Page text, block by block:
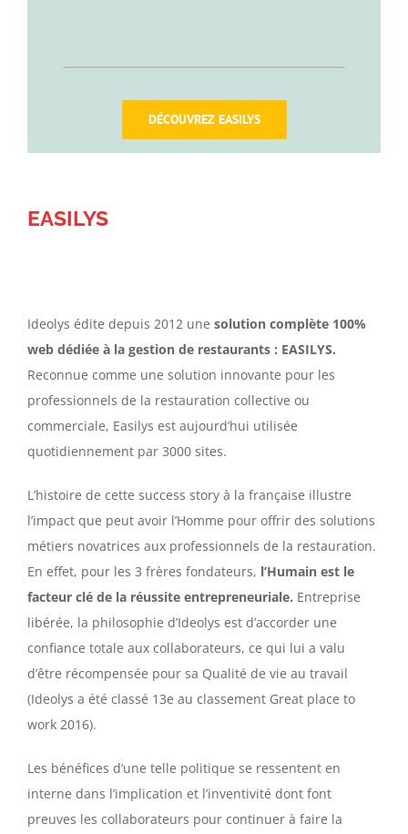
DÉCOUVREZ EASILYS
EASILYS
Ideolys édite depuis 2012 une solution complète 100%
web dédiée à la gestion de restaurants : EASILYS.
Reconnue comme une solution innovante pour les
professionnels de la restauration collective ou
commerciale, Easilys est aujourd’hui utilisée
quotidiennement par 3000 sites.
L’histoire de cette success story à la française illustre
l’impact que peut avoir l’Homme pour offrir des solutions
métiers novatrices aux professionnels de la restauration.
En effet, pour les 3 frères fondateurs, l’Humain est le
facteur clé de la réussite entrepreneuriale. Entreprise
libérée, la philosophie d’Ideolys est d’accorder une
confiance totale aux collaborateurs, ce qui lui a valu
d’être récompensée pour sa Qualité de vie au travail
(Ideolys a été classé 13e au classement Great place to
work 2016).
Les bénéfices d’une telle politique se ressentent en
interne dans l’implication et l’inventivité dont font
preuves les collaborateurs pour continuer à faire la